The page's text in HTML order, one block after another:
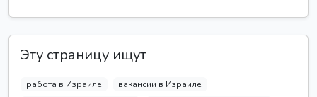
Эту страницу ищут
работа в Израиле
вакансии в Израиле